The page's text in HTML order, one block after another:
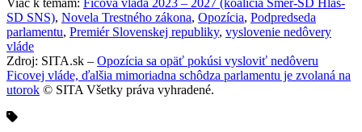
Viac k témam: Ficova vláda 2023 – 2027 (koalícia Smer-SD Hlas-
SD SNS), Novela Trestného zákona, Opozícia, Podpredseda
parlamentu, Premiér Slovenskej republiky, vyslovenie nedôvery
vláde
Zdroj: SITA.sk – Opozícia sa opäť pokúsi vysloviť nedôveru
Ficovej vláde, ďalšia mimoriadna schôdza parlamentu je zvolaná na
utorok © SITA Všetky práva vyhradené.